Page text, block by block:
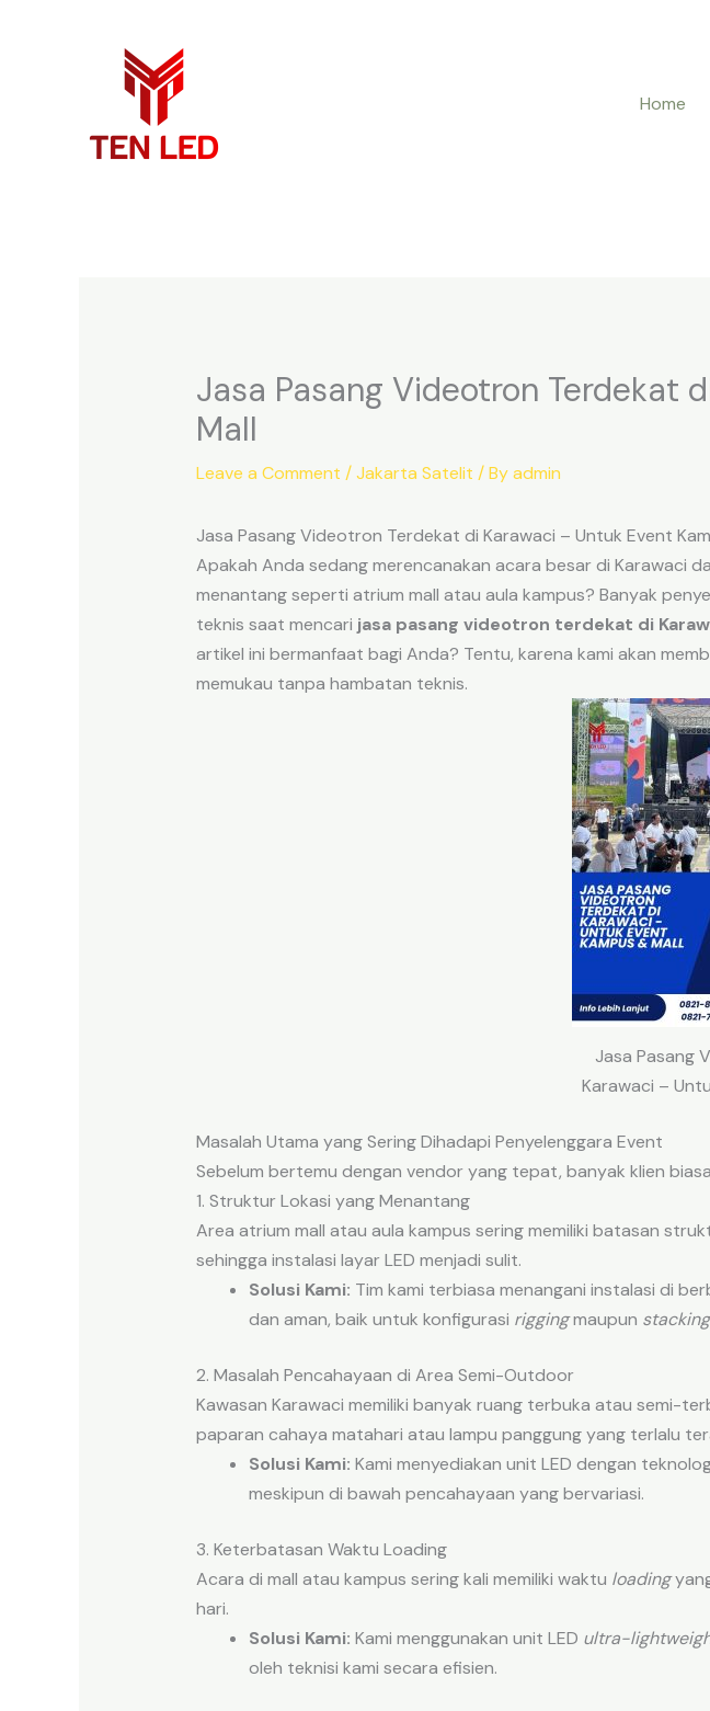
Home
Jasa Pasang Videotron Terdekat
Mall
Leave a Comment /Jakarta Satelit / Byadmin
Jasa Pasang Videotron Terdekat di Karawaci – Untuk Event
Apakah Anda sedang merencanakan acara besar di Karawaci
menantang seperti atrium mall atau aula kampus? Banyak
teknis saat mencari jasa pasang videotron terdekat di
artikel ini bermanfaat bagi Anda? Tentu, karena kami akan
memukau tanpa hambatan teknis.
Jasa Pasang
Karawaci –
Masalah Utama yang Sering Dihadapi Penyelenggara Event
Sebelum bertemu dengan vendor yang tepat, banyak klien
1. Struktur Lokasi yang Menantang
Area atrium mall atau aula kampus sering memiliki batasan
sehingga instalasi layar LED menjadi sulit.
Solusi Kami: Tim kami terbiasa menangani instalasi di
dan aman, baik untuk konfigurasi riggingmaupun stacking
2. Masalah Pencahayaan di Area Semi-Outdoor
Kawasan Karawaci memiliki banyak ruang terbuka atau semi-
paparan cahaya matahari atau lampu panggung yang terlalu
Solusi Kami: Kami menyediakan unit LED dengan
meskipun di bawah pencahayaan yang bervariasi.
3. Keterbatasan Waktu Loading
Acara di mall atau kampus sering kali memiliki waktu loading
hari.
Solusi Kami: Kami menggunakan unit LED ultra-
oleh teknisi kami secara efisien.